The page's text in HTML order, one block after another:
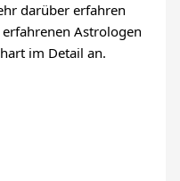
darüber erfahren
Astrologen
im Detail an.